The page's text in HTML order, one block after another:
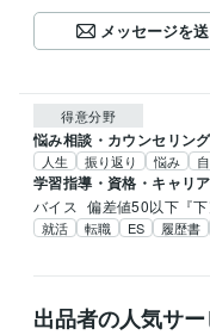
メッセージを
得意分野
悩み相談・カウンセリング
人生 振り返り 悩み
学習指導・資格・キャリ
バイス
偏差値50以下『
就活 転職 ES 履歴書
出品者の人気サ